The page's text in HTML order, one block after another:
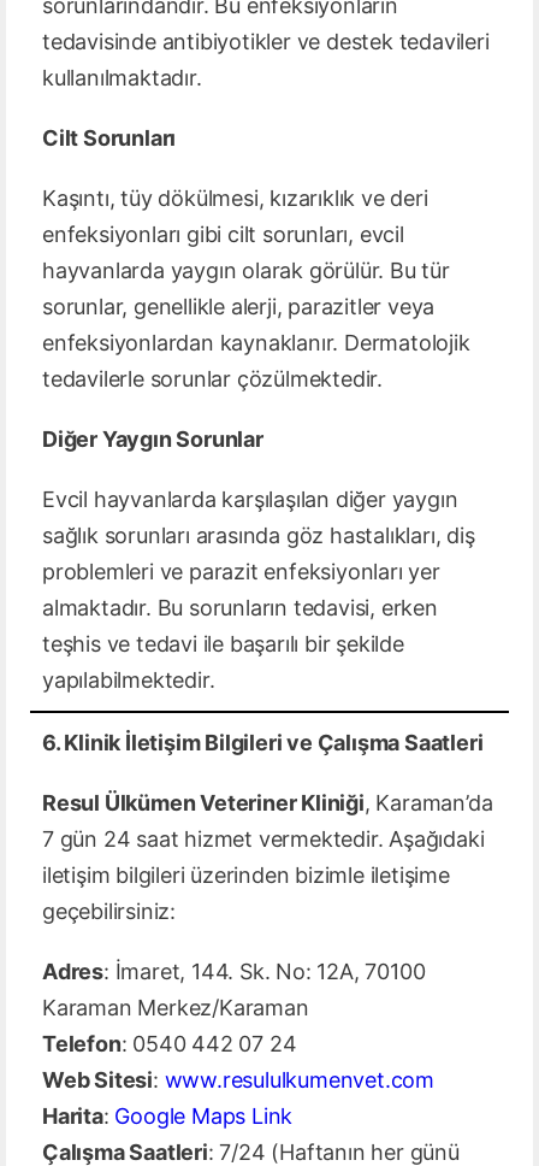
sorunlarındandır. Bu enfeksiyonların
tedavisinde antibiyotikler ve destek tedavileri
kullanılmaktadır.
Cilt Sorunları
Kaşıntı, tüy dökülmesi, kızarıklık ve deri
enfeksiyonları gibi cilt sorunları, evcil
hayvanlarda yaygın olarak görülür. Bu tür
sorunlar, genellikle alerji, parazitler veya
enfeksiyonlardan kaynaklanır. Dermatolojik
tedavilerle sorunlar çözülmektedir.
Diğer Yaygın Sorunlar
Evcil hayvanlarda karşılaşılan diğer yaygın
sağlık sorunları arasında göz hastalıkları, diş
problemleri ve parazit enfeksiyonları yer
almaktadır. Bu sorunların tedavisi, erken
teşhis ve tedavi ile başarılı bir şekilde
yapılabilmektedir.
6. Klinik İletişim Bilgileri ve Çalışma Saatleri
Resul Ülkümen Veteriner Kliniği, Karaman’da
7 gün 24 saat hizmet vermektedir. Aşağıdaki
iletişim bilgileri üzerinden bizimle iletişime
geçebilirsiniz:
Adres: İmaret, 144. Sk. No: 12A, 70100
Karaman Merkez/Karaman
Telefon: 0540 442 07 24
Web Sitesi: www.resululkumenvet.com
Harita: Google Maps Link
Çalışma Saatleri: 7/24 (Haftanın her günü